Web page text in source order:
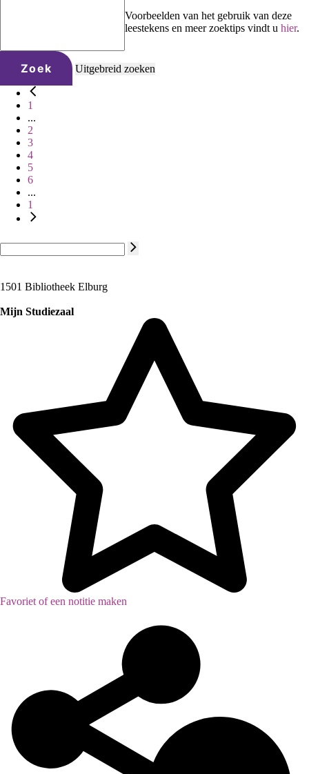
Voorbeelden van het gebruik van deze
leestekens en meer zoektips vindt u hier.
Zoek Uitgebreid zoeken
1
...
2
3
4
5
6
...
1
1501 Bibliotheek Elburg
Mijn Studiezaal
Favoriet of een notitie maken